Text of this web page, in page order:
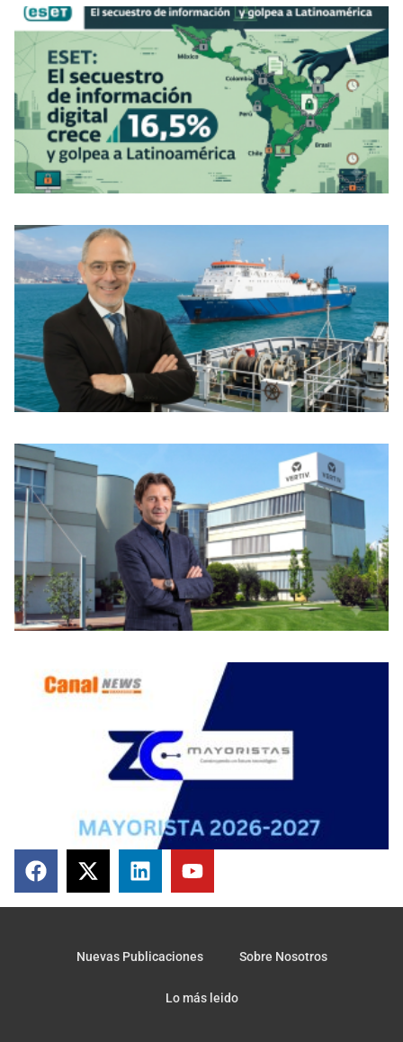
Nuevas Publicaciones Sobre Nosotros
Lo más leido